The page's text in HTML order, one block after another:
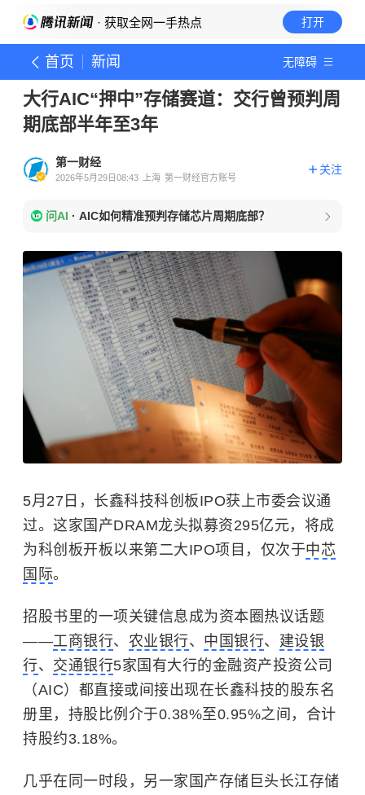
· 获取全网一手热点 打开
首页 新闻 无障碍
大行AIC“押中”存储赛道：交行曾预判周
期底部半年至3年
第一财经
2026年5月29日08:43 上海 第一财经官方账号
关注
问AI · AIC如何精准预判存储芯片周期底部？
5月27日，长鑫科技科创板IPO获上市委会议通
过。这家国产DRAM龙头拟募资295亿元，将成
为科创板开板以来第二大IPO项目，仅次于中芯
国际。
招股书里的一项关键信息成为资本圈热议话题
——工商银行、 农业银行、 中国银行、 建设银
行、 交通银行5家国有大行的金融资产投资公司
（AIC）都直接或间接出现在长鑫科技的股东名
册里，持股比例介于0.38%至0.95%之间，合计
持股约3.18%。
几乎在同一时段，另一家国产存储巨头长江存储